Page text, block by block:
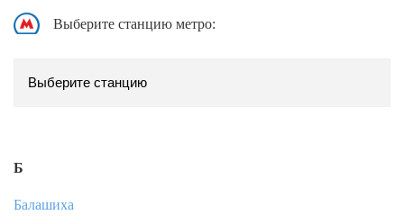
Выберите станцию метро:
Б
Балашиха